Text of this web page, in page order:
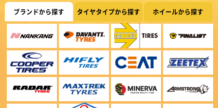
HIFLY
ハイフライ
高次元な品質とコストパフォーマンスの両立を実現し、
北米、ヨーロッパをはじめ世界各国で販売されている人
気ブランドHIFLY。 アメリカ合衆国運輸省の認定規格で
あるDOTをはじめ、欧州など各国の基準、規定に合格し
ています。
総合評価：920件 4.38
特設ページは
ZEETEX
ジーテックス
特設ページは
こちら!
ブランドから探す タイヤタイプから探す ホイールから探す
BRIDGESTONE BLIZZAK VRX3 155/65R14 75Q ｽﾀｯﾄﾞﾚｽ
早くて良かった。
スーさんさん
MINERVA ALL SEASON MASTER 165/60R14 79H XL
以前から、オートウエイのタイヤ使用、一般道及び 高速道路も120㌔くらい
の走行では、国産タイヤと 遜色なく走るし、特に摩耗が大きいわけではあ
りません コストパフォーマンスが良く 以前の車 エブリー ワゴンから、
乗り換えた、中古車もオートウエイの タイヤが装着してました
(5.00点)bea*******さん
MAXTREK MAXIMUS M1 165/55R14 72V